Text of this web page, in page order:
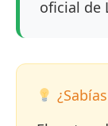
oficial de